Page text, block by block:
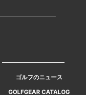
ゴルフのニュース
GOLFGEAR CATALOG